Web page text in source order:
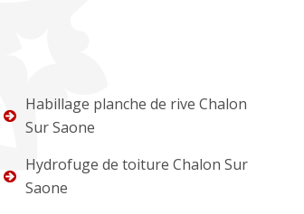
Habillage planche de rive Chalon
Sur Saone
Hydrofuge de toiture Chalon Sur
Saone